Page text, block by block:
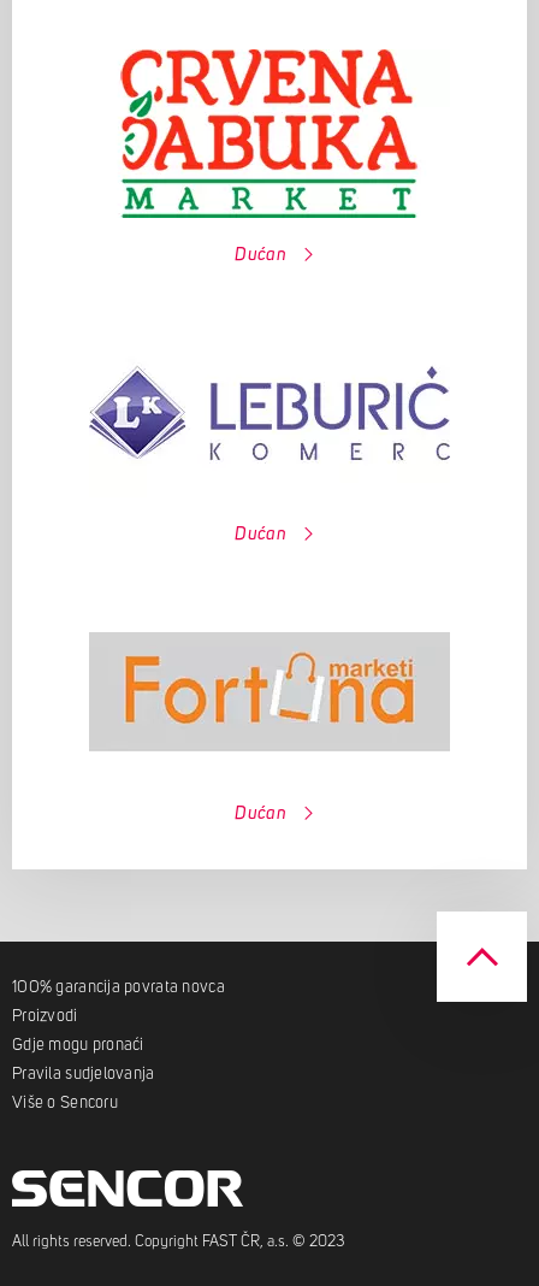
Dućan
Dućan
Dućan
All rights reserved. Copyright FAST ČR, a.s. © 2023
100% garancija povrata novca
Proizvodi
Gdje mogu pronaći
Pravila sudjelovanja
Više o Sencoru